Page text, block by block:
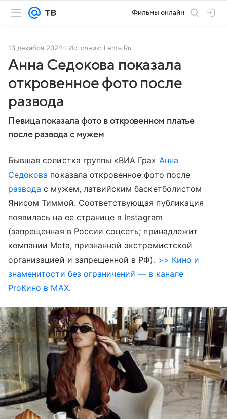
Фильмы онлайн
13 декабря 2024 Источник: Lenta.Ru
Анна Седокова показала
откровенное фото после
развода
Певица показала фото в откровенном платье
после развода с мужем
Бывшая солистка группы «ВИА Гра» Анна
Седокова показала откровенное фото после
развода с мужем, латвийским баскетболистом
Янисом Тиммой. Соответствующая публикация
появилась на ее странице в Instagram
(запрещенная в России соцсеть; принадлежит
компании Meta, признанной экстремистской
организацией и запрещенной в РФ). >> Кино и
знаменитости без ограничений — в канале
ProКино в MAX.